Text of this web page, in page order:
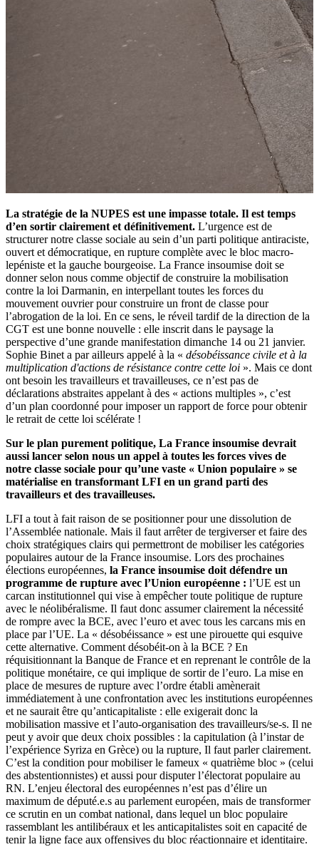
La stratégie de la NUPES est une impasse totale. Il est temps
d’en sortir clairement et définitivement. L’urgence est de
structurer notre classe sociale au sein d’un parti politique antiraciste,
ouvert et démocratique, en rupture complète avec le bloc macro-
lepéniste et la gauche bourgeoise. La France insoumise doit se
donner selon nous comme objectif de construire la mobilisation
contre la loi Darmanin, en interpellant toutes les forces du
mouvement ouvrier pour construire un front de classe pour
l’abrogation de la loi. En ce sens, le réveil tardif de la direction de la
CGT est une bonne nouvelle : elle inscrit dans le paysage la
perspective d’une grande manifestation dimanche 14 ou 21 janvier.
Sophie Binet a par ailleurs appelé à la « désobéissance civile et à la
multiplication d'actions de résistance contre cette loi ». Mais ce dont
ont besoin les travailleurs et travailleuses, ce n’est pas de
déclarations abstraites appelant à des « actions multiples », c’est
d’un plan coordonné pour imposer un rapport de force pour obtenir
le retrait de cette loi scélérate !
Sur le plan purement politique, La France insoumise devrait
aussi lancer selon nous un appel à toutes les forces vives de
notre classe sociale pour qu’une vaste « Union populaire » se
matérialise en transformant LFI en un grand parti des
travailleurs et des travailleuses.
LFI a tout à fait raison de se positionner pour une dissolution de
l’Assemblée nationale. Mais il faut arrêter de tergiverser et faire des
choix stratégiques clairs qui permettront de mobiliser les catégories
populaires autour de la France insoumise. Lors des prochaines
élections européennes, la France insoumise doit défendre un
programme de rupture avec l’Union européenne : l’UE est un
carcan institutionnel qui vise à empêcher toute politique de rupture
avec le néolibéralisme. Il faut donc assumer clairement la nécessité
de rompre avec la BCE, avec l’euro et avec tous les carcans mis en
place par l’UE. La « désobéissance » est une pirouette qui esquive
cette alternative. Comment désobéit-on à la BCE ? En
réquisitionnant la Banque de France et en reprenant le contrôle de la
politique monétaire, ce qui implique de sortir de l’euro. La mise en
place de mesures de rupture avec l’ordre établi amènerait
immédiatement à une confrontation avec les institutions européennes
et ne saurait être qu’anticapitaliste : elle exigerait donc la
mobilisation massive et l’auto-organisation des travailleurs/se-s. Il ne
peut y avoir que deux choix possibles : la capitulation (à l’instar de
l’expérience Syriza en Grèce) ou la rupture, Il faut parler clairement.
C’est la condition pour mobiliser le fameux « quatrième bloc » (celui
des abstentionnistes) et aussi pour disputer l’électorat populaire au
RN. L’enjeu électoral des européennes n’est pas d’élire un
maximum de député.e.s au parlement européen, mais de transformer
ce scrutin en un combat national, dans lequel un bloc populaire
rassemblant les antilibéraux et les anticapitalistes soit en capacité de
tenir la ligne face aux offensives du bloc réactionnaire et identitaire.